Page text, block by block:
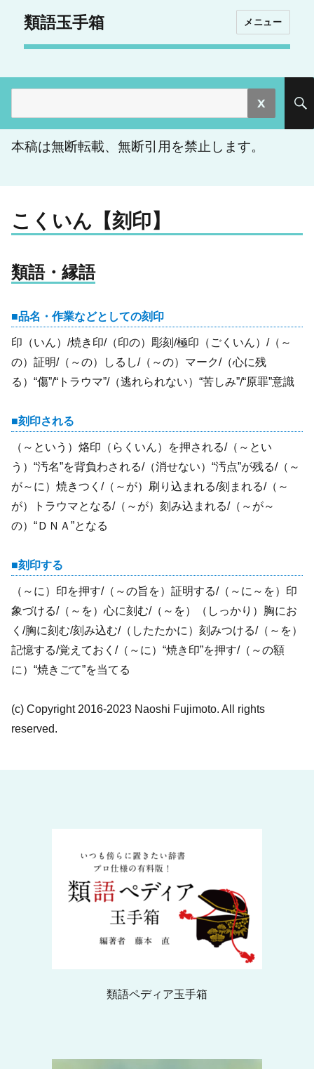
類語玉手箱 メニュー
索:
本稿は無断転載、無断引用を禁止します。
こくいん【刻印】
類語・縁語
品名・作業などとしての刻印
印（いん）/焼き印/（印の）彫刻/極印（ごくいん）/（～
の）証明/（～の）しるし/（～の）マーク/（心に残
る）“傷”/“トラウマ”/（逃れられない）“苦しみ”/“原罪”意識
刻印される
（～という）烙印（らくいん）を押される/（～とい
う）“汚名”を背負わされる/（消せない）“汚点”が残る/（～
が～に）焼きつく/（～が）刷り込まれる/刻まれる/（～
が）トラウマとなる/（～が）刻み込まれる/（～が～
の）“ＤＮＡ”となる
刻印する
（～に）印を押す/（～の旨を）証明する/（～に～を）印
象づける/（～を）心に刻む/（～を）（しっかり）胸にお
く/胸に刻む/刻み込む/（したたかに）刻みつける/（～を）
記憶する/覚えておく/（～に）“焼き印”を押す/（～の額
に）“焼きごて”を当てる
(c) Copyright 2016-2023 Naoshi Fujimoto. All rights
reserved.
類語ペディア玉手箱